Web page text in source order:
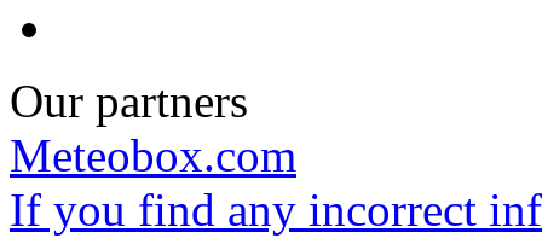
Our partners
Meteobox.com
If you find any incorrect